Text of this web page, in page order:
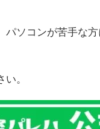
ソコンが苦手な
。